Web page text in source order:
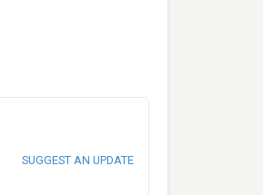
SUGGEST AN UPDATE